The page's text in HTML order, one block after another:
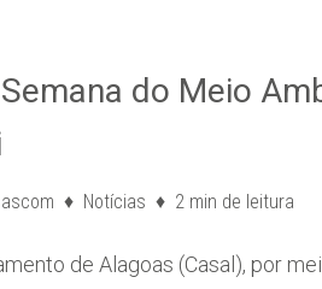
do Meio
ascom Notícias 2 min de leitura
de Alagoas (Casal), por